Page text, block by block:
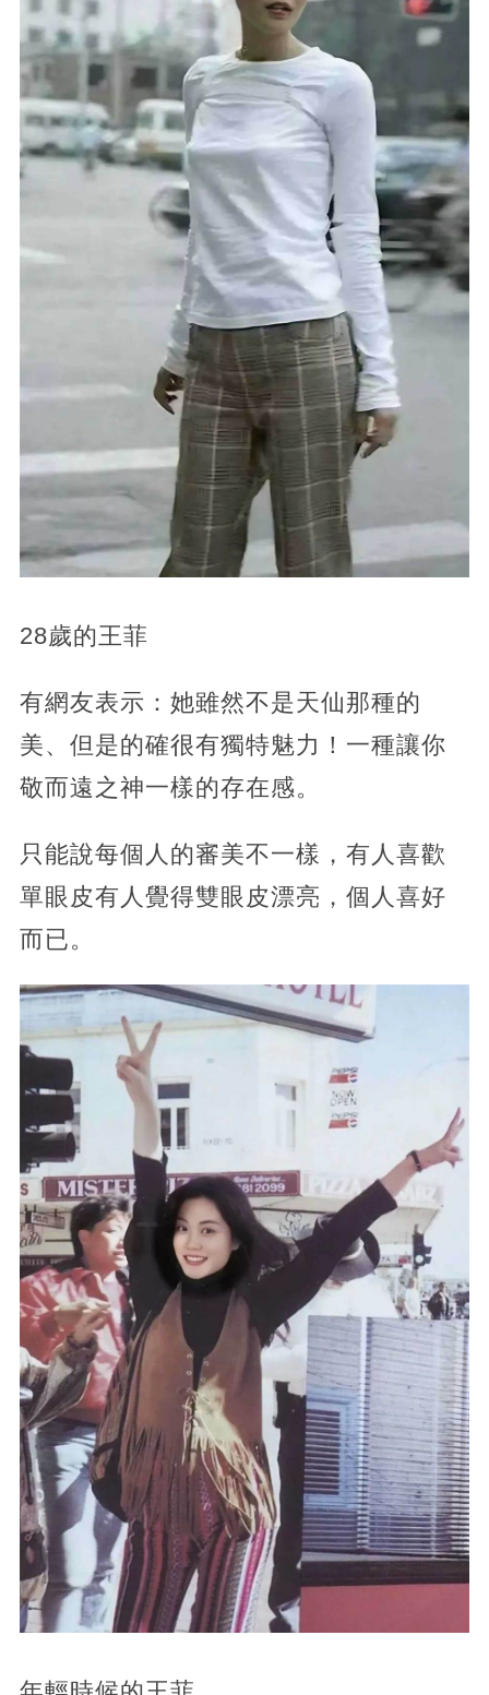
28歲的王菲
有網友表示：她雖然不是天仙那種的
美、但是的確很有獨特魅力！一種讓你
敬而遠之神一樣的存在感。
只能說每個人的審美不一樣，有人喜歡
單眼皮有人覺得雙眼皮漂亮，個人喜好
而已。